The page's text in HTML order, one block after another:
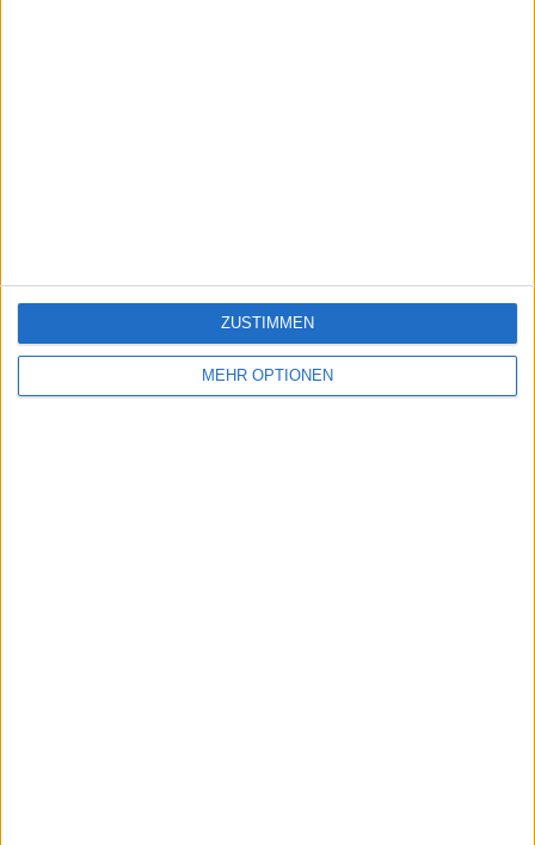
MEHR OPTIONEN
ZUSTIMMEN